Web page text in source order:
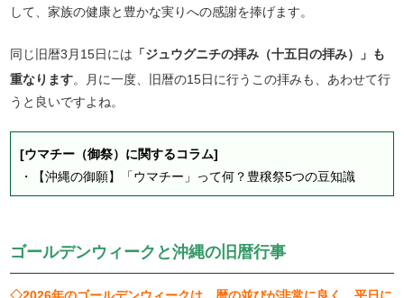
して、家族の健康と豊かな実りへの感謝を捧げます。
同じ旧暦3月15日には 「ジュウグニチの拝み（十五日の拝み）」も
重なります。月に一度、旧暦の15日に行うこの拝みも、あわせて行
うと良いですよね。
[ウマチー（御祭）に関するコラム]
・
【沖縄の御願】「ウマチー」って何？豊穣祭5つの豆知識
ゴールデンウィークと沖縄の旧暦行事